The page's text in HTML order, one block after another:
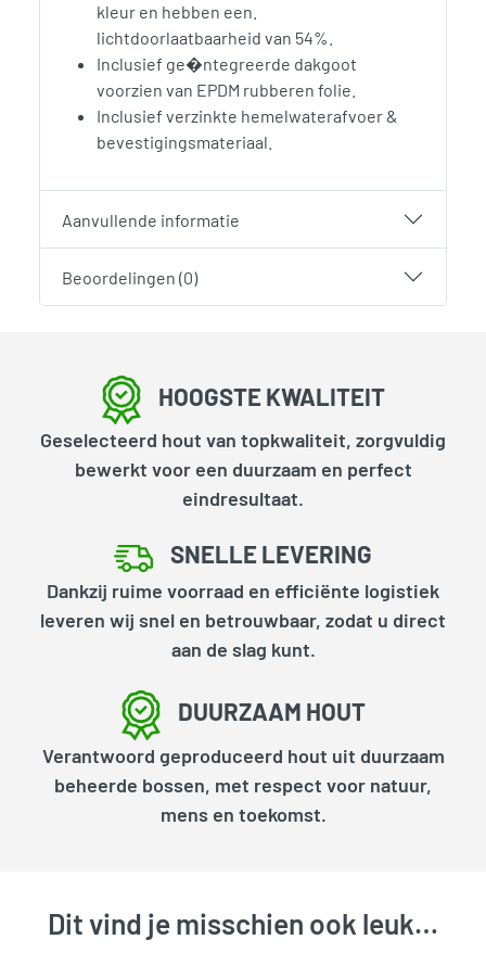
kleur en hebben een.
lichtdoorlaatbaarheid van 54%.
Inclusief ge�ntegreerde dakgoot
voorzien van EPDM rubberen folie.
Inclusief verzinkte hemelwaterafvoer &
bevestigingsmateriaal.
Aanvullende informatie
Beoordelingen (0)
HOOGSTE KWALITEIT
Geselecteerd hout van topkwaliteit, zorgvuldig
bewerkt voor een duurzaam en perfect
eindresultaat.
SNELLE LEVERING
Dankzij ruime voorraad en efficiënte logistiek
leveren wij snel en betrouwbaar, zodat u direct
aan de slag kunt.
DUURZAAM HOUT
Verantwoord geproduceerd hout uit duurzaam
beheerde bossen, met respect voor natuur,
mens en toekomst.
Dit vind je misschien ook leuk…